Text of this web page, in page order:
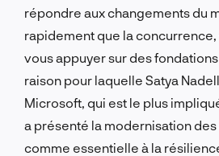
répondre aux changements du
rapidement que la
vous appuyer sur des
raison pour laquelle Satya
Microsoft, qui est le plus
a présenté la modernisation
comme essentielle à la